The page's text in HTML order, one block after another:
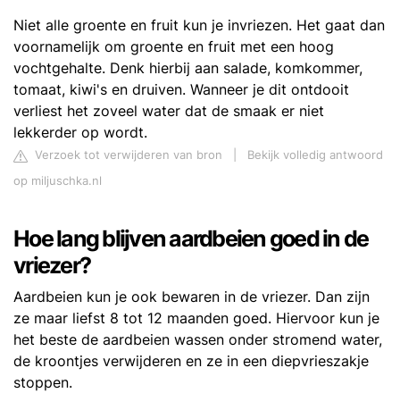
Niet alle groente en fruit kun je invriezen. Het gaat dan
voornamelijk om groente en fruit met een hoog
vochtgehalte. Denk hierbij aan salade, komkommer,
tomaat, kiwi's en druiven. Wanneer je dit ontdooit
verliest het zoveel water dat de smaak er niet
lekkerder op wordt.
Verzoek tot verwijderen van bron
Bekijk volledig antwoord
op miljuschka.nl
Hoe lang blijven aardbeien goed in de
vriezer?
Aardbeien kun je ook bewaren in de vriezer. Dan zijn
ze maar liefst 8 tot 12 maanden goed. Hiervoor kun je
het beste de aardbeien wassen onder stromend water,
de kroontjes verwijderen en ze in een diepvrieszakje
stoppen.